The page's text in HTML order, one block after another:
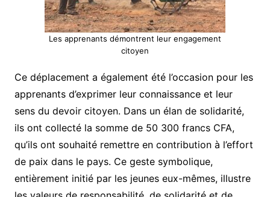
Les apprenants démontrent leur engagement
citoyen
Ce déplacement a également été l’occasion pour les
apprenants d’exprimer leur connaissance et leur
sens du devoir citoyen. Dans un élan de solidarité,
ils ont collecté la somme de 50 300 francs CFA,
qu’ils ont souhaité remettre en contribution à l’effort
de paix dans le pays. Ce geste symbolique,
entièrement initié par les jeunes eux-mêmes, illustre